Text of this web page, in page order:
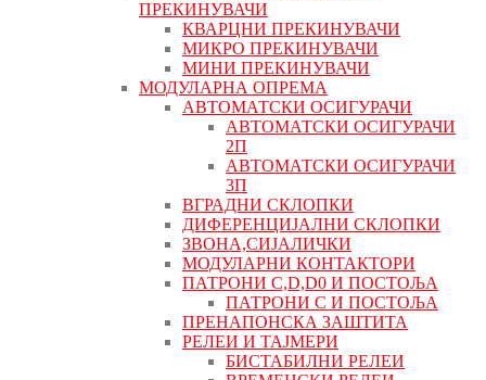
ПРЕКИНУВАЧИ
КВАРЦНИ ПРЕКИНУВАЧИ
МИКРО ПРЕКИНУВАЧИ
МИНИ ПРЕКИНУВАЧИ
МОДУЛАРНА ОПРЕМА
АВТОМАТСКИ ОСИГУРАЧИ
АВТОМАТСКИ ОСИГУРАЧИ
2П
АВТОМАТСКИ ОСИГУРАЧИ
3П
ВГРАДНИ СКЛОПКИ
ДИФЕРЕНЦИЈАЛНИ СКЛОПКИ
ЗВОНА,СИЈАЛИЧКИ
МОДУЛАРНИ КОНТАКТОРИ
ПАТРОНИ C,D,D0 И ПОСТОЉА
ПАТРОНИ C И ПОСТОЉА
ПРЕНАПОНСКА ЗАШТИТА
РЕЛЕИ И ТАЈМЕРИ
БИСТАБИЛНИ РЕЛЕИ